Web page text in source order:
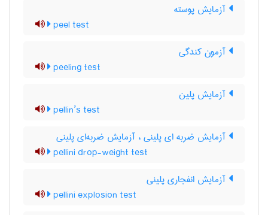
آزمایش پوسته
peel test
آزمون کندگی
peeling test
آزمایش پلین
pellin’s test
آزمایش ضربه ای پلینی ، آزمایش ضربه‌ای پلینی
pellini drop-weight test
آزمایش انفجاری پلینی
pellini explosion test